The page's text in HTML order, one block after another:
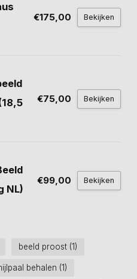
€175,00 Bekijken
€75,00 Bekijken
NL)
€99,00 Bekijken
beeld proost (1)
behalen (1)